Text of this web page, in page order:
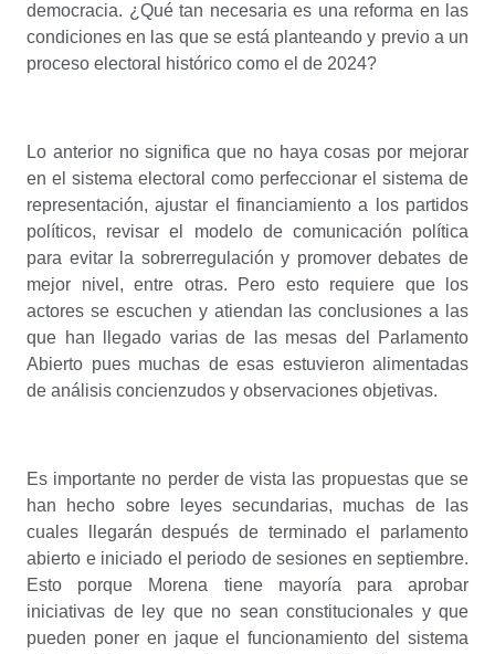
democracia. ¿Qué tan necesaria es una reforma en las
condiciones en las que se está planteando y previo a un
proceso electoral histórico como el de 2024?
Lo anterior no significa que no haya cosas por mejorar
en el sistema electoral como perfeccionar el sistema de
representación, ajustar el financiamiento a los partidos
políticos, revisar el modelo de comunicación política
para evitar la sobrerregulación y promover debates de
mejor nivel, entre otras. Pero esto requiere que los
actores se escuchen y atiendan las conclusiones a las
que han llegado varias de las mesas del Parlamento
Abierto pues muchas de esas estuvieron alimentadas
de análisis concienzudos y observaciones objetivas.
Es importante no perder de vista las propuestas que se
han hecho sobre leyes secundarias, muchas de las
cuales llegarán después de terminado el parlamento
abierto e iniciado el periodo de sesiones en septiembre.
Esto porque Morena tiene mayoría para aprobar
iniciativas de ley que no sean constitucionales y que
pueden poner en jaque el funcionamiento del sistema